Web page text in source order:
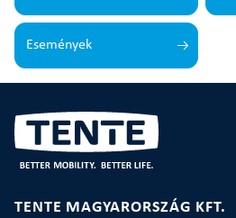
Események
TENTE MAGYARORSZÁG KFT.